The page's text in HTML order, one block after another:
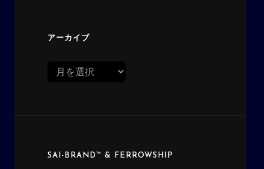
アーカイブ
SAI-BRAND™ & FERROWSHIP